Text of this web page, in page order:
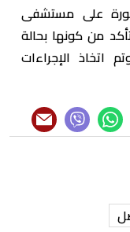
على مستشفى
من كونها بحالة
اتخاذ الإجراءات